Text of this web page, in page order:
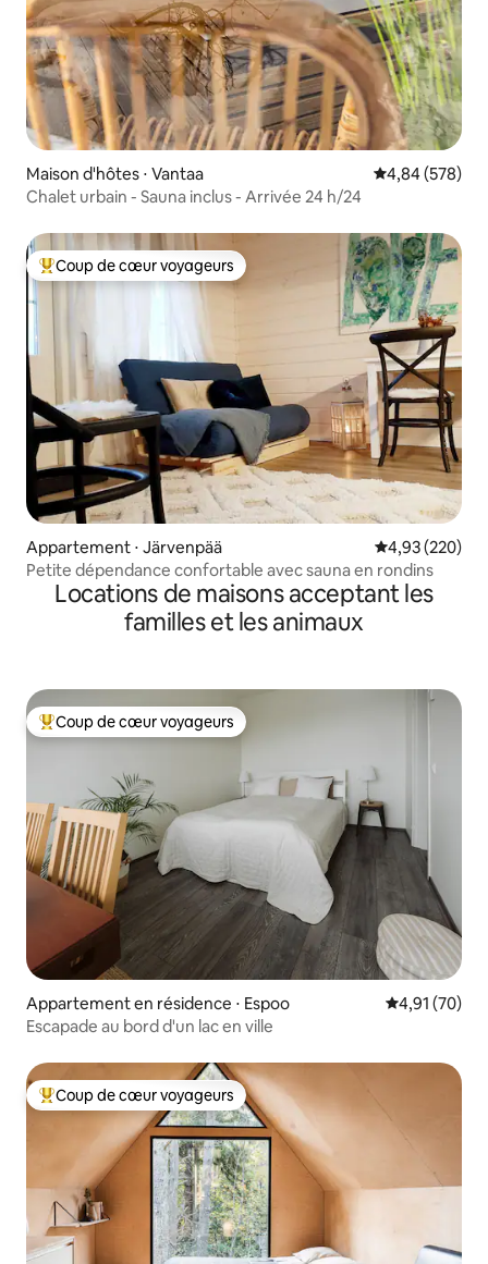
Maison d'hôtes ⋅ Vantaa Évaluation
4,84 (578)
Chalet urbain - Sauna inclus - Arrivée 24 h/24
Coups de cœur voyageurs les plus appréciés
Coup de cœur voyageurs
Appartement ⋅ Järvenpää Évaluation
4,93 (220)
Petite dépendance confortable avec sauna en rondins
Locations de maisons acceptant les
familles et les animaux
Coups de cœur voyageurs les plus appréciés
Coup de cœur voyageurs
Appartement en résidence ⋅ Espoo Évaluation
4,91 (70)
Escapade au bord d'un lac en ville
Coups de cœur voyageurs les plus appréciés
Coup de cœur voyageurs